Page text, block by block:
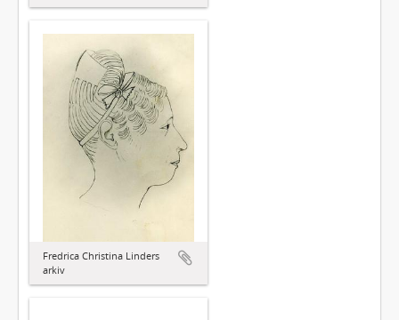
Fredrica Christina Linders
arkiv